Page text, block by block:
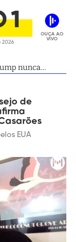
2026
OUÇA AO
VIVO
nunca
Mundo, afirma
político
de
EUA